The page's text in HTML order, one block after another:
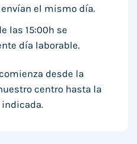
el mismo día.
las 15:00h se
día laborable.
desde la
centro hasta la